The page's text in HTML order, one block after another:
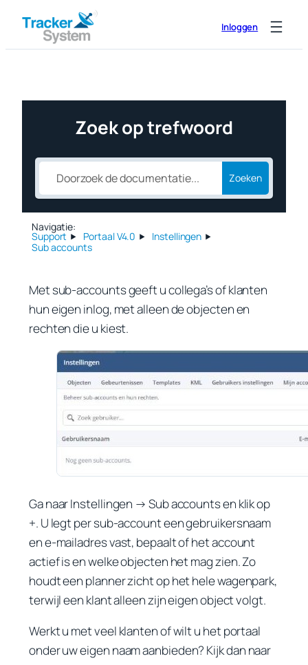
naar
de
Inloggen
Zoek op trefwoord
Zoeken
Navigatie:
Support Portaal V4.0
Instellingen
Sub accounts
Met sub-accounts geeft u collega’s of klanten
hun eigen inlog, met alleen de objecten en
rechten die u kiest.
Ga naarInstellingen → Sub accountsen klik op
+. U legt per sub-account een gebruikersnaam
en e-mailadres vast, bepaalt of het account
actief is en welke objecten het mag zien. Zo
houdt een planner zicht op het hele wagenpark,
terwijl een klant alleen zijn eigen object volgt.
Werkt u met veel klanten of wilt u het portaal
onder uw eigen naam aanbieden? Kijk dan naar